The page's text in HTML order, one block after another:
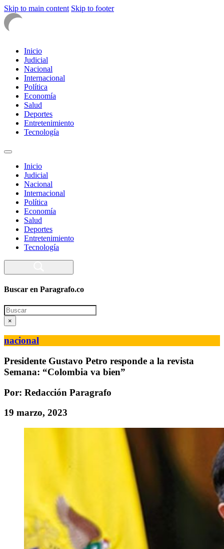
Skip to main content Skip to footer
Inicio
Judicial
Nacional
Internacional
Política
Economía
Salud
Deportes
Entretenimiento
Tecnología
Inicio
Judicial
Nacional
Internacional
Política
Economía
Salud
Deportes
Entretenimiento
Tecnología
Buscar en Paragrafo.co
Search
×
nacional
Presidente Gustavo Petro responde a la revista
Semana: “Colombia va bien”
Por: Redacción Paragrafo
19 marzo, 2023